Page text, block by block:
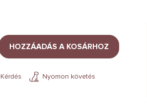
HOZZÁADÁS A KOSÁRHOZ
Kérdés
Nyomon követés